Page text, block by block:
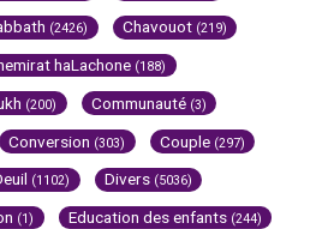
(2426) Chavouot (219)
haLachone (188)
(200) Communauté (3)
Conversion (303) Couple (297)
(1102) Divers (5036)
(1) Education des enfants (244)